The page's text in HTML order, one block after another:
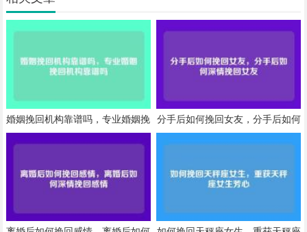
婚姻挽回机构靠谱吗，专业婚姻挽
回机构靠谱吗
分手后如何挽回女友，分手后如何
深情挽回女友